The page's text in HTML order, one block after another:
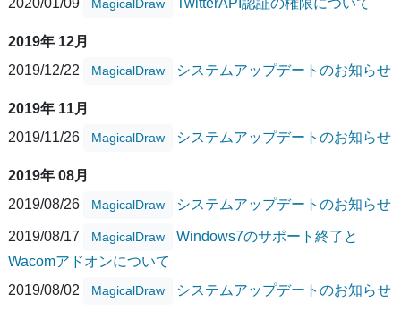
MagicalDraw
2019年 12月
2019/12/22
MagicalDraw システムアップデートのお知らせ
2019年 11月
2019/11/26
MagicalDraw システムアップデートのお知らせ
2019年 08月
2019/08/26
MagicalDraw システムアップデートのお知らせ
2019/08/17 MagicalDraw
Windows7のサポート終了と
Wacomアドオンについて
2019/08/02
MagicalDraw システムアップデートのお知らせ